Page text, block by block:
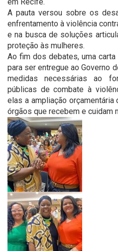
em Recife.
A pauta versou sobre os
enfrentamento à violência
e na busca de soluções
proteção às mulheres.
Ao fim dos debates, uma
para ser entregue ao Governo
medidas necessárias ao
públicas de combate à
elas a ampliação
órgãos que recebem e cuidam